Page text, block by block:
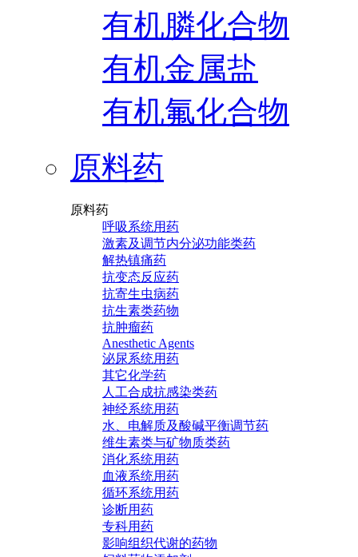
有机膦化合物
有机金属盐
有机氟化合物
原料药
原料药
呼吸系统用药
激素及调节内分泌功能类药
解热镇痛药
抗变态反应药
抗寄生虫病药
抗生素类药物
抗肿瘤药
Anesthetic Agents
泌尿系统用药
其它化学药
人工合成抗感染类药
神经系统用药
水、电解质及酸碱平衡调节药
维生素类与矿物质类药
消化系统用药
血液系统用药
循环系统用药
诊断用药
专科用药
影响组织代谢的药物